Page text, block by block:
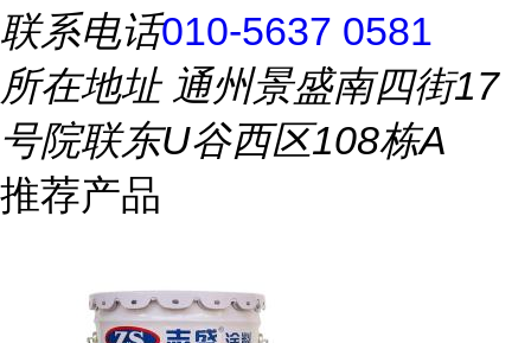
联系电话010-5637 0581
所在地址通州景盛南四街17
号院联东U谷西区108栋A
推荐产品